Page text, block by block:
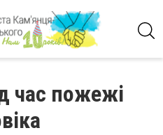
час пожежі